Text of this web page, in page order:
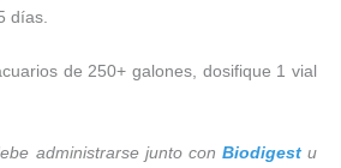
días.
de 250+ galones, dosifique 1 vial
administrarse junto con Biodigestu